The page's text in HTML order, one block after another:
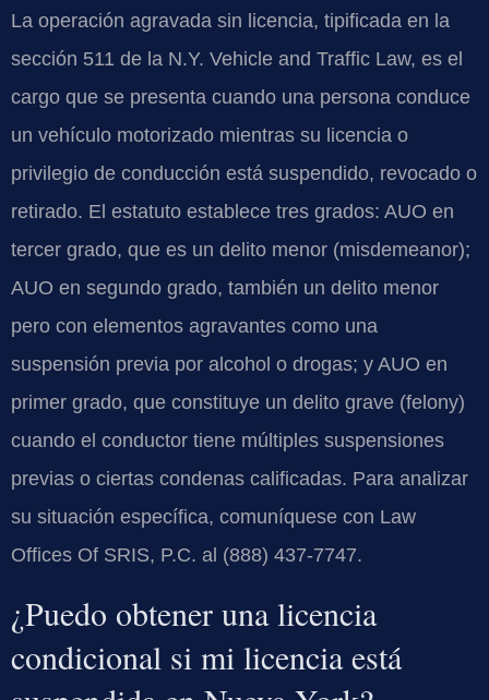
La operación agravada sin licencia, tipificada en la
sección 511 de la N.Y. Vehicle and Traffic Law, es el
cargo que se presenta cuando una persona conduce
un vehículo motorizado mientras su licencia o
privilegio de conducción está suspendido, revocado o
retirado. El estatuto establece tres grados: AUO en
tercer grado, que es un delito menor (misdemeanor);
AUO en segundo grado, también un delito menor
pero con elementos agravantes como una
suspensión previa por alcohol o drogas; y AUO en
primer grado, que constituye un delito grave (felony)
cuando el conductor tiene múltiples suspensiones
previas o ciertas condenas calificadas. Para analizar
su situación específica, comuníquese con Law
Offices Of SRIS, P.C. al (888) 437-7747.
¿Puedo obtener una licencia
condicional si mi licencia está